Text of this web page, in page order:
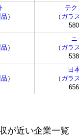
）
テ
（ ガラ
）
ニ
（ ガラ
）
日
（ ガラ
が近い企業一覧